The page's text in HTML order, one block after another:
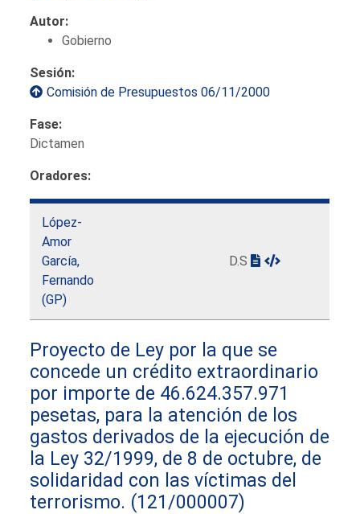
Autor:
Gobierno
Sesión:
Comisión de Presupuestos 06/11/2000
Fase:
Dictamen
Oradores:
López-
Amor
García,
Fernando
(GP)
D.S
Proyecto de Ley por la que se
concede un crédito extraordinario
por importe de 46.624.357.971
pesetas, para la atención de los
gastos derivados de la ejecución de
la Ley 32/1999, de 8 de octubre, de
solidaridad con las víctimas del
terrorismo. (121/000007)